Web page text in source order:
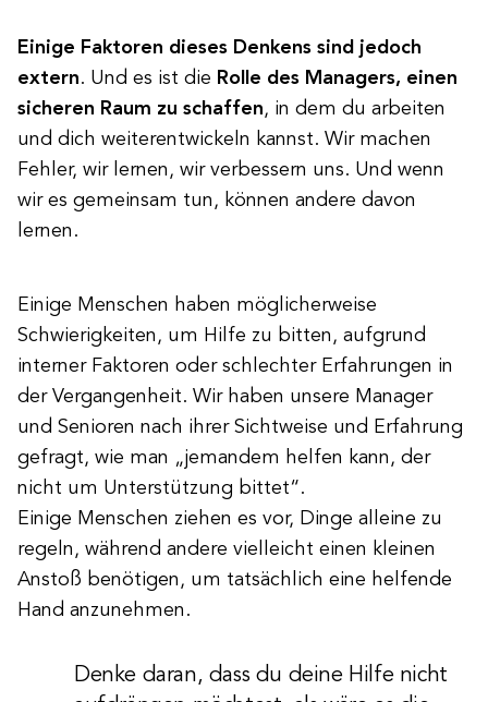
Einige Faktoren dieses Denkens sind jedoch
extern. Und es ist die Rolle des Managers, einen
sicheren Raum zu schaffen, in dem du arbeiten
und dich weiterentwickeln kannst. Wir machen
Fehler, wir lernen, wir verbessern uns. Und wenn
wir es gemeinsam tun, können andere davon
lernen.
Einige Menschen haben möglicherweise
Schwierigkeiten, um Hilfe zu bitten, aufgrund
interner Faktoren oder schlechter Erfahrungen in
der Vergangenheit. Wir haben unsere Manager
und Senioren nach ihrer Sichtweise und Erfahrung
gefragt, wie man „jemandem helfen kann, der
nicht um Unterstützung bittet“.
Einige Menschen ziehen es vor, Dinge alleine zu
regeln, während andere vielleicht einen kleinen
Anstoß benötigen, um tatsächlich eine helfende
Hand anzunehmen.
Denke daran, dass du deine Hilfe nicht